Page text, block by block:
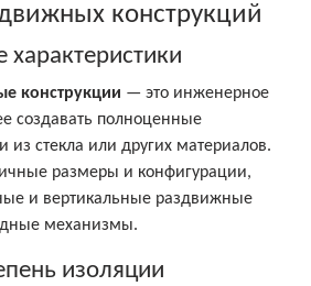
конструкций
характеристики
конструкции — это инженерное
создавать полноценные
из стекла или других материалов.
размеры и конфигурации,
и вертикальные раздвижные
механизмы.
изоляции